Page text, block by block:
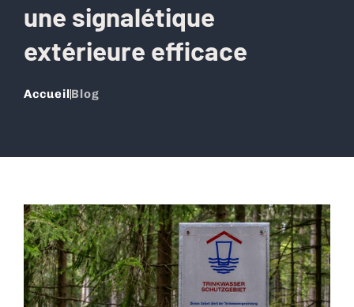
une signalétique
extérieure efficace
AccueilBlog